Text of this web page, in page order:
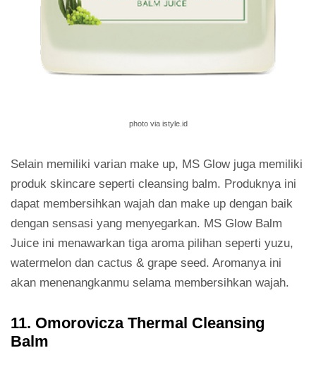
photo via istyle.id
Selain memiliki varian make up, MS Glow juga memiliki
produk skincare seperti cleansing balm. Produknya ini
dapat membersihkan wajah dan make up dengan baik
dengan sensasi yang menyegarkan. MS Glow Balm
Juice ini menawarkan tiga aroma pilihan seperti yuzu,
watermelon dan cactus & grape seed. Aromanya ini
akan menenangkanmu selama membersihkan wajah.
11. Omorovicza Thermal Cleansing
Balm